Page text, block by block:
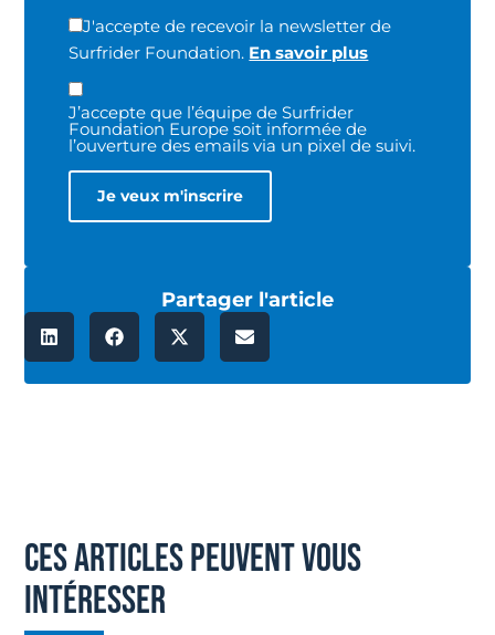
J'accepte de recevoir la newsletter de
Surfrider Foundation. En savoir plus
J’accepte que l’équipe de Surfrider
Foundation Europe soit informée de
l’ouverture des emails via un pixel de suivi.
Partager l'article
ces articles peuvent vous
intéresser